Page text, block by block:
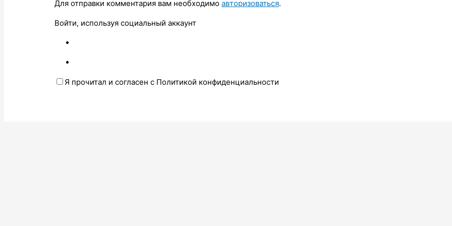
Для отправки комментария вам необходимоавторизоваться.
Войти, используя социальный аккаунт
Я прочитал и согласен с Политикой конфиденциальности